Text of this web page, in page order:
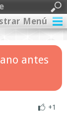
Menú
antes
+1